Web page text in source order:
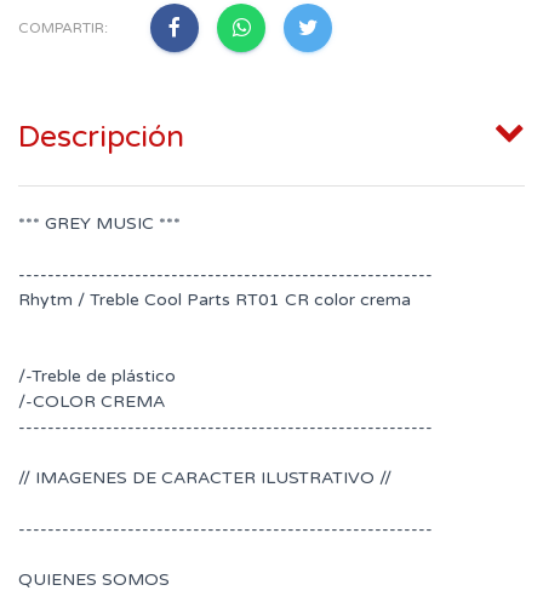
COMPARTIR:
Descripción
*** GREY MUSIC ***
---------------------------------------------------------
Rhytm / Treble Cool Parts RT01 CR color crema
/-Treble de plástico
/-COLOR CREMA
---------------------------------------------------------
// IMAGENES DE CARACTER ILUSTRATIVO //
---------------------------------------------------------
QUIENES SOMOS